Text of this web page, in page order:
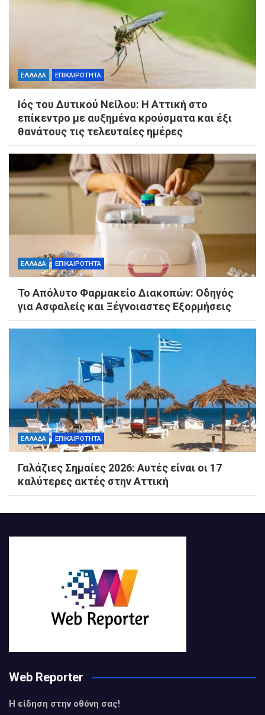
ΕΛΛΑΔΑ ΕΠΙΚΑΙΡΟΤΗΤΑ
Ιός του Δυτικού Νείλου: Η Αττική στο
επίκεντρο με αυξημένα κρούσματα και έξι
θανάτους τις τελευταίες ημέρες
ΕΛΛΑΔΑ ΕΠΙΚΑΙΡΟΤΗΤΑ
Το Απόλυτο Φαρμακείο Διακοπών: Οδηγός
για Ασφαλείς και Ξέγνοιαστες Εξορμήσεις
ΕΛΛΑΔΑ ΕΠΙΚΑΙΡΟΤΗΤΑ
Γαλάζιες Σημαίες 2026: Αυτές είναι οι 17
καλύτερες ακτές στην Αττική
Web Reporter
Η είδηση στην οθόνη σας!